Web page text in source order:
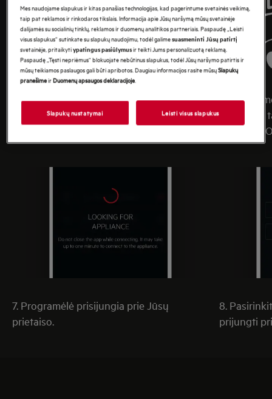
5. Įjunkite „Wifi“ prietaise. Norėdami įjungti
prietaiso „WiFi“: Žiūrėkite vartotojo vadovo
skyrių „Prisijungimas prie „WiFi“.
tik Apple
7. Programėlė prisijungia prie Jūsų
prietaiso.
8.
prijungti
Mes naudojame slapukus ir kitas panašias technologijas, kad pagerintume svetainės veikimą,
taip pat reklamos ir rinkodaros tikslais. Informacija apie Jūsų naršymą mūsų svetainėje
dalijamės su socialinių tinklų, reklamos ir duomenų analitikos partneriais. Paspaudę „Leisti
visus slapukus“ sutinkate su slapukų naudojimu, todėl galimesuasmeninti Jūsų patirtį
svetainėje, pritaikytiypatingus pasiūlymusir teikti Jums personalizuotą reklamą.
Paspaudę „Tęsti nepriėmus“ blokuojate nebūtinus slapukus, todėl Jūsų naršymo patirtis ir
mūsų teikiamos paslaugos gali būti apribotos. Daugiau informacijos rasite mūsųSlapukų
pranešimeirDuomenų apsaugos deklaracijoje.
Slapukų nustatymai Leisti visus slapukus